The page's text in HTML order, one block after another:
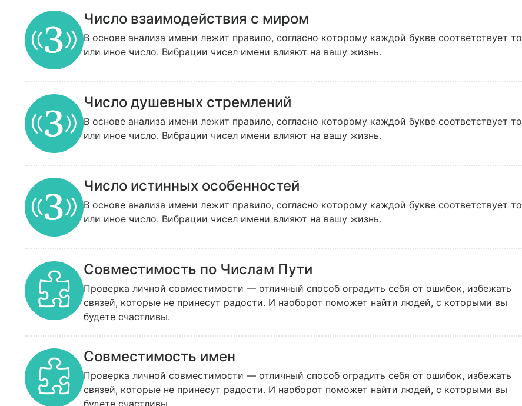
Число взаимодействия с миром
В основе анализа имени лежит правило, согласно которому каждой букве соответствует то
или иное число. Вибрации чисел имени влияют на вашу жизнь.
Число душевных стремлений
В основе анализа имени лежит правило, согласно которому каждой букве соответствует то
или иное число. Вибрации чисел имени влияют на вашу жизнь.
Число истинных особенностей
В основе анализа имени лежит правило, согласно которому каждой букве соответствует то
или иное число. Вибрации чисел имени влияют на вашу жизнь.
Совместимость по Числам Пути
Проверка личной совместимости — отличный способ оградить себя от ошибок, избежать
связей, которые не принесут радости. И наоборот поможет найти людей, с которыми вы
будете счастливы.
Совместимость имен
Проверка личной совместимости — отличный способ оградить себя от ошибок, избежать
связей, которые не принесут радости. И наоборот поможет найти людей, с которыми вы
будете счастливы.